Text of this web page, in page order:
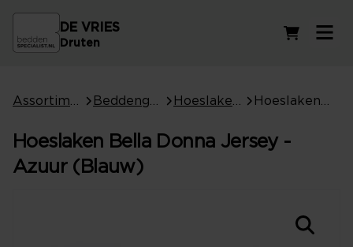
DE VRIES
Druten
Hoeslaken Bella Donna Jersey -
Azuur (Blauw)